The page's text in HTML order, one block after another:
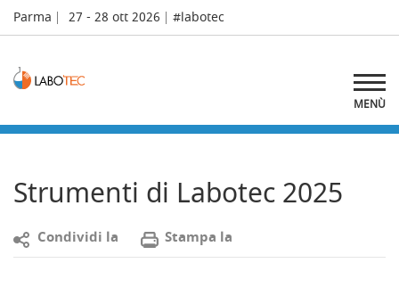
Parma 27 - 28 ott 2026 #labotec
MENÙ
Strumenti di Labotec 2025
Condividi la Stampa la